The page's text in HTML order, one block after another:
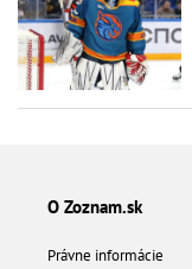
O Zoznam.sk
Právne informácie